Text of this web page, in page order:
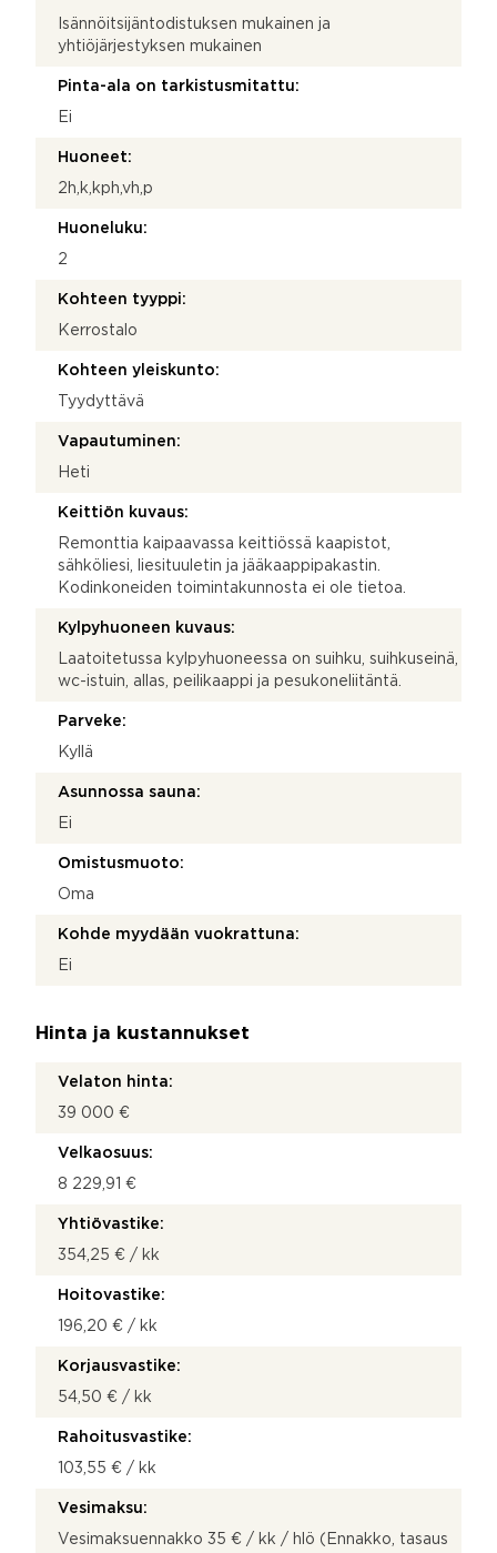
Isännöitsijäntodistuksen mukainen ja
yhtiöjärjestyksen mukainen
Pinta-ala on tarkistusmitattu:
Ei
Huoneet:
2h,k,kph,vh,p
Huoneluku:
2
Kohteen tyyppi:
Kerrostalo
Kohteen yleiskunto:
Tyydyttävä
Vapautuminen:
Heti
Keittiön kuvaus:
Remonttia kaipaavassa keittiössä kaapistot,
sähköliesi, liesituuletin ja jääkaappipakastin.
Kodinkoneiden toimintakunnosta ei ole tietoa.
Kylpyhuoneen kuvaus:
Laatoitetussa kylpyhuoneessa on suihku, suihkuseinä,
wc-istuin, allas, peilikaappi ja pesukoneliitäntä.
Parveke:
Kyllä
Asunnossa sauna:
Ei
Omistusmuoto:
Oma
Kohde myydään vuokrattuna:
Ei
Hinta ja kustannukset
Velaton hinta:
39 000 €
Velkaosuus:
8 229,91 €
Yhtiövastike:
354,25 € / kk
Hoitovastike:
196,20 € / kk
Korjausvastike:
54,50 € / kk
Rahoitusvastike:
103,55 € / kk
Vesimaksu:
Vesimaksuennakko 35 € / kk / hlö (Ennakko, tasaus